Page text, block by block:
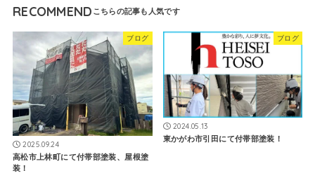
RECOMMEND
ブログ
2025.09.24
高松市上林町にて付帯部塗装、屋根塗
装！
ブログ
2024.05.13
東かがわ市引田にて付帯部塗装！